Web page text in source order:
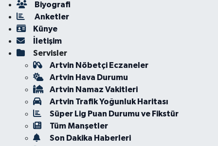
Biyografi
Anketler
Künye
İletişim
Servisler
Artvin Nöbetçi Eczaneler
Artvin Hava Durumu
Artvin Namaz Vakitleri
Artvin Trafik Yoğunluk Haritası
Süper Lig Puan Durumu ve Fikstür
Tüm Manşetler
Son Dakika Haberleri